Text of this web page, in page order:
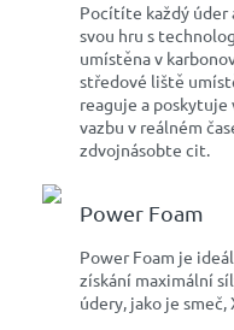
Pocítíte každý úder
svou hru s
umístěna v
středové liště
reaguje a
vazbu v reálném
zdvojnásobte cit.
Power Foam
Power Foam je
získání maximální
údery, jako je smeč,